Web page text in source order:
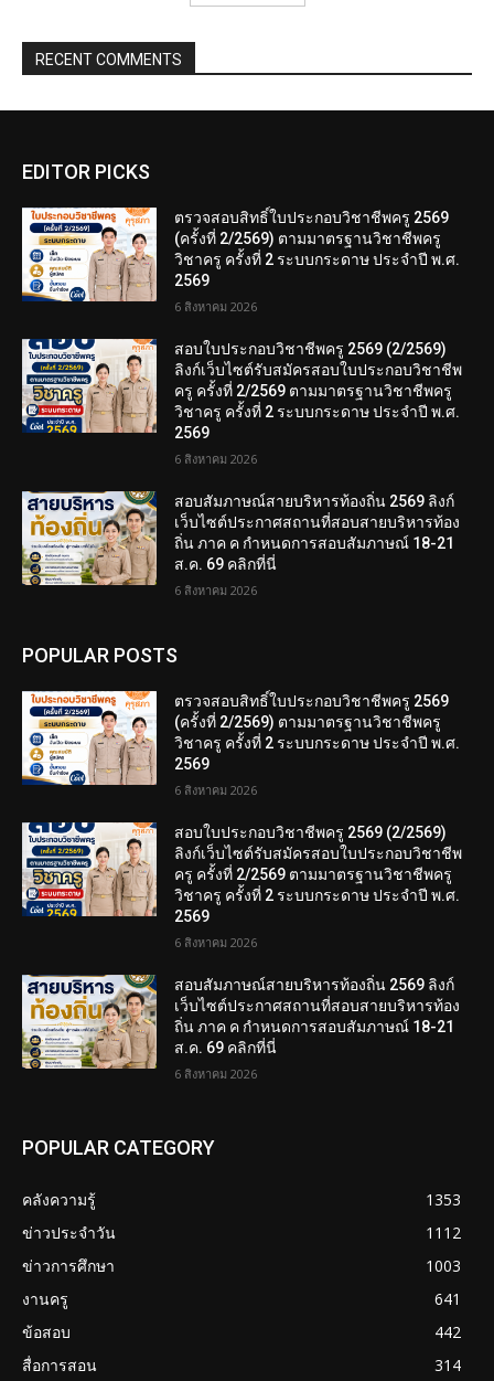
RECENT COMMENTS
EDITOR PICKS
ตรวจสอบสิทธิ์ใบประกอบวิชาชีพครู 2569
(ครั้งที่ 2/2569) ตามมาตรฐานวิชาชีพครู
วิชาครู ครั้งที่ 2 ระบบกระดาษ ประจำปี พ.ศ.
2569
6 สิงหาคม 2026
สอบใบประกอบวิชาชีพครู 2569 (2/2569)
ลิงก์เว็บไซต์รับสมัครสอบใบประกอบวิชาชีพ
ครู ครั้งที่ 2/2569 ตามมาตรฐานวิชาชีพครู
วิชาครู ครั้งที่ 2 ระบบกระดาษ ประจำปี พ.ศ.
2569
6 สิงหาคม 2026
สอบสัมภาษณ์สายบริหารท้องถิ่น 2569 ลิงก์
เว็บไซต์ประกาศสถานที่สอบสายบริหารท้อง
ถิ่น ภาค ค กำหนดการสอบสัมภาษณ์ 18-21
ส.ค. 69 คลิกที่นี่
6 สิงหาคม 2026
POPULAR POSTS
ตรวจสอบสิทธิ์ใบประกอบวิชาชีพครู 2569
(ครั้งที่ 2/2569) ตามมาตรฐานวิชาชีพครู
วิชาครู ครั้งที่ 2 ระบบกระดาษ ประจำปี พ.ศ.
2569
6 สิงหาคม 2026
สอบใบประกอบวิชาชีพครู 2569 (2/2569)
ลิงก์เว็บไซต์รับสมัครสอบใบประกอบวิชาชีพ
ครู ครั้งที่ 2/2569 ตามมาตรฐานวิชาชีพครู
วิชาครู ครั้งที่ 2 ระบบกระดาษ ประจำปี พ.ศ.
2569
6 สิงหาคม 2026
สอบสัมภาษณ์สายบริหารท้องถิ่น 2569 ลิงก์
เว็บไซต์ประกาศสถานที่สอบสายบริหารท้อง
ถิ่น ภาค ค กำหนดการสอบสัมภาษณ์ 18-21
ส.ค. 69 คลิกที่นี่
6 สิงหาคม 2026
POPULAR CATEGORY
คลังความรู้
1353
ข่าวประจำวัน
1112
ข่าวการศึกษา
1003
งานครู
641
ข้อสอบ
442
สื่อการสอน
314